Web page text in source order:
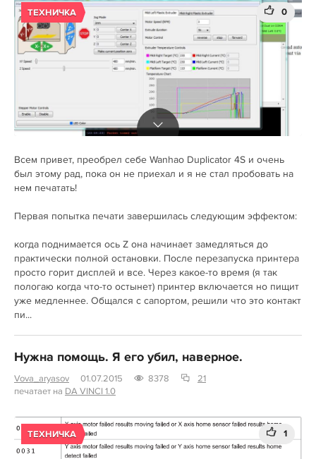
ТЕХНИЧКА 0
Всем привет, преобрел себе Wanhao Duplicator 4S и очень
был этому рад, пока он не приехал и я не стал пробовать на
нем печатать!
Первая попытка печати завершилась следующим эффектом:
когда поднимается ось Z она начинает замедляться до
практически полной остановки. После перезапуска принтера
просто горит дисплей и все. Через какое-то время (я так
пологаю когда что-то остынет) принтер включается но пищит
уже медленнее. Общался с сапортом, решили что это контакт
пи...
Нужна помощь. Я его убил, наверное.
Vova_aryasov 01.07.2015 8378
21
печатает на DA VINCI 1.0
ТЕХНИЧКА 1